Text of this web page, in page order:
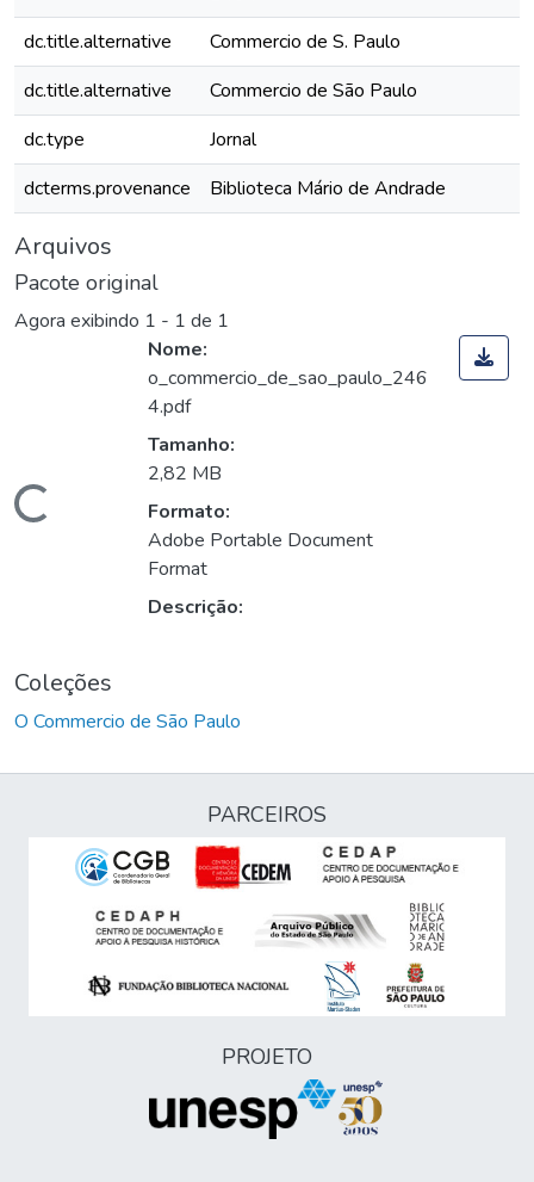
dc.title.alternative
Commercio de S. Paulo
dc.title.alternative
Commercio de São Paulo
dc.type
Jornal
dcterms.provenance
Biblioteca Mário de Andrade
Arquivos
Pacote original
Agora exibindo 1 - 1 de 1
Carregando...
Nome:
o_commercio_de_sao_paulo_246
4.pdf
Tamanho:
2,82 MB
Formato:
Adobe Portable Document
Format
Descrição:
Coleções
O Commercio de São Paulo
PARCEIROS
PROJETO